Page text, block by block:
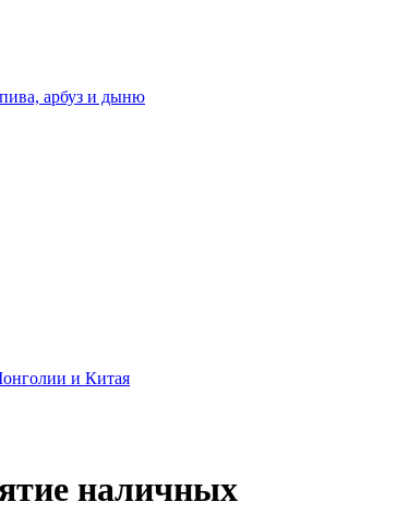
арбуз и дыню
и Китая
наличных